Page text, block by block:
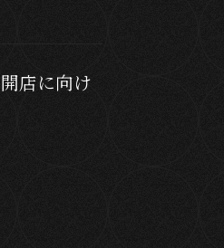
店に向け